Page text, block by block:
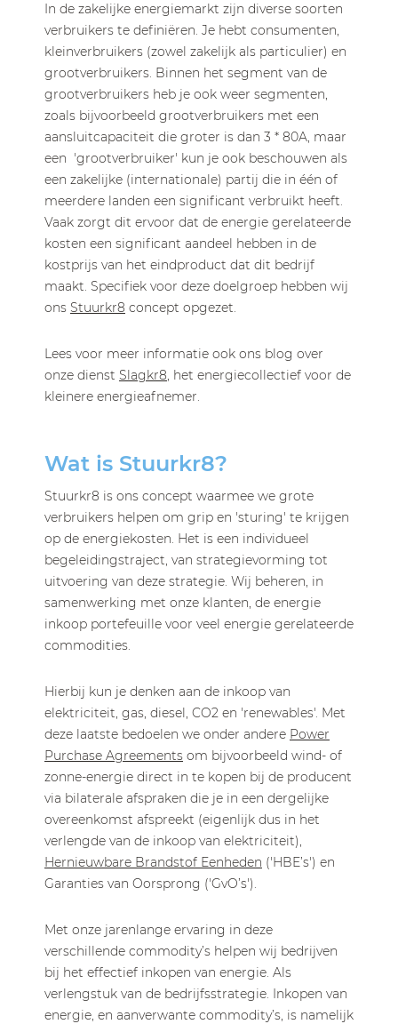
In de zakelijke energiemarkt zijn diverse soorten
verbruikers te definiëren. Je hebt consumenten,
kleinverbruikers (zowel zakelijk als particulier) en
grootverbruikers. Binnen het segment van de
grootverbruikers heb je ook weer segmenten,
zoals bijvoorbeeld grootverbruikers met een
aansluitcapaciteit die groter is dan 3 * 80A, maar
een 'grootverbruiker' kun je ook beschouwen als
een zakelijke (internationale) partij die in één of
meerdere landen een significant verbruikt heeft.
Vaak zorgt dit ervoor dat de energie gerelateerde
kosten een significant aandeel hebben in de
kostprijs van het eindproduct dat dit bedrijf
maakt. Specifiek voor deze doelgroep hebben wij
ons Stuurkr8 concept opgezet.
Lees voor meer informatie ook ons blog over
onze dienst Slagkr8, het energiecollectief voor de
kleinere energieafnemer.
Wat is Stuurkr8?
Stuurkr8 is ons concept waarmee we grote
verbruikers helpen om grip en 'sturing' te krijgen
op de energiekosten. Het is een individueel
begeleidingstraject, van strategievorming tot
uitvoering van deze strategie. Wij beheren, in
samenwerking met onze klanten, de energie
inkoop portefeuille voor veel energie gerelateerde
commodities.
Hierbij kun je denken aan de inkoop van
elektriciteit, gas, diesel, CO2 en 'renewables'. Met
deze laatste bedoelen we onder andere Power
Purchase Agreements om bijvoorbeeld wind- of
zonne-energie direct in te kopen bij de producent
via bilaterale afspraken die je in een dergelijke
overeenkomst afspreekt (eigenlijk dus in het
verlengde van de inkoop van elektriciteit),
Hernieuwbare Brandstof Eenheden ('HBE’s') en
Garanties van Oorsprong ('GvO’s').
Met onze jarenlange ervaring in deze
verschillende commodity’s helpen wij bedrijven
bij het effectief inkopen van energie. Als
verlengstuk van de bedrijfsstrategie. Inkopen van
energie, en aanverwante commodity’s, is namelijk